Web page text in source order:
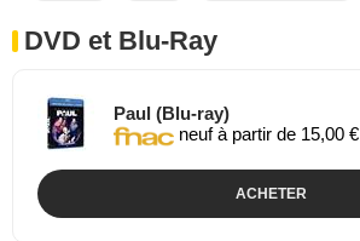
DVD et Blu-Ray
Paul (Blu-ray)
neuf à partir de 15,00 €
ACHETER